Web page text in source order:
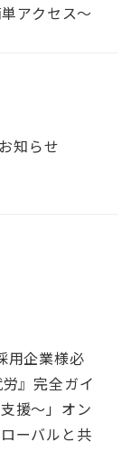
アクセス～
知らせ
用企業様必
』完全ガイ
援～」オン
ーバルと共